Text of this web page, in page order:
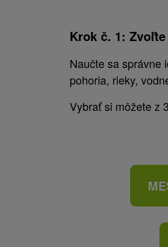
Krok č. 1:
Naučte sa správne
pohoria, rieky,
Vybrať si môžete z